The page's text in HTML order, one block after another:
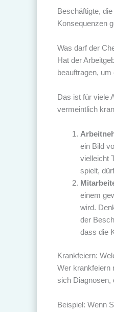
Beschäftigte,
Konsequenzen
Was darf der
Hat der
beauftragen,
Das ist für viele
vermeintlich
ein Bild
vielleicht
spielt,
einem
wird.
der
dass die
Krankfeiern:
Wer krankfeiern
sich Diagnosen,
Beispiel: Wenn